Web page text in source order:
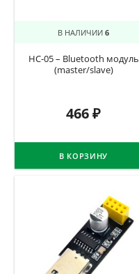
В НАЛИЧИИ 6
HC-05 – Bluetooth модуль
(master/slave)
466₽
В КОРЗИНУ